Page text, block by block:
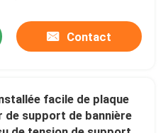
Contact
facile de plaque
de support de bannière